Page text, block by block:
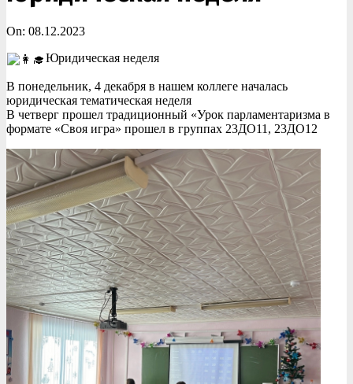
On: 08.12.2023
Юридическая неделя
В понедельник, 4 декабря в нашем коллеге началась
юридическая тематическая неделя
В четверг прошел традиционный «Урок парламентаризма в
формате «Своя игра» прошел в группах 23ДО11, 23ДО12